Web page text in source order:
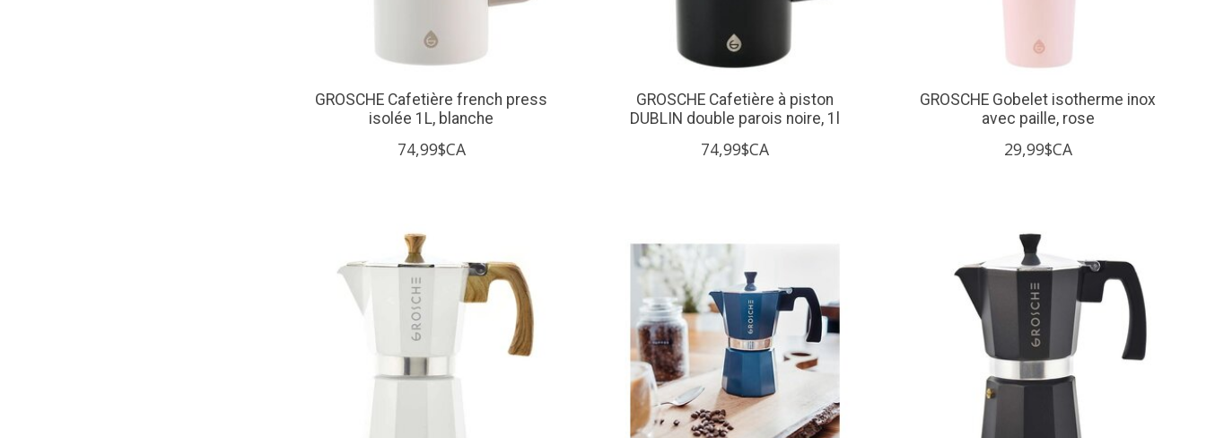
GROSCHE Cafetière french press
isolée 1L, blanche
74,99$CA
GROSCHE Cafetière à piston
DUBLIN double parois noire, 1l
74,99$CA
GROSCHE Gobelet isotherme inox
avec paille, rose
29,99$CA